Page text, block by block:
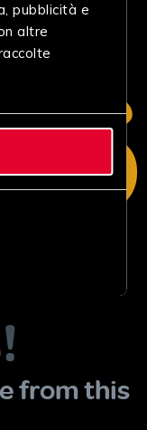
pubblicità e
altre